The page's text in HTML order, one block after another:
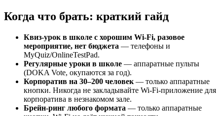
Когда что брать: краткий гайд
Квиз-урок в школе с хорошим Wi-Fi, разовое
мероприятие, нет бюджета — телефоны и
MyQuiz/OnlineTestPad.
Регулярные уроки в школе — аппаратные пульты
(DOKA Vote, окупаются за год).
Корпоратив на 30–200 человек — только аппаратные
кнопки. Никогда не закладывайте Wi-Fi-приложение для
корпоратива в незнакомом зале.
Брейн-ринг любого формата — только аппаратные